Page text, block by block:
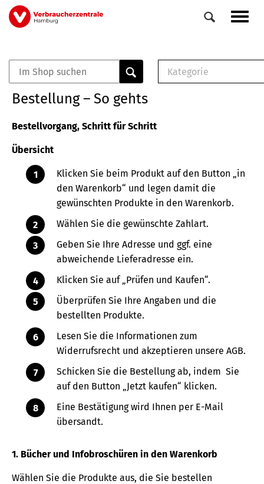
Direkt
zum
Veranstaltungen
0
Elemente
Kategorie
Buch
Bestellung – So gehts
Bestellvorgang, Schritt für Schritt
Übersicht
Klicken Sie beim Produkt auf den Button „in
den Warenkorb“ und legen damit die
gewünschten Produkte in den Warenkorb.
Wählen Sie die gewünschte Zahlart.
Geben Sie Ihre Adresse und ggf. eine
abweichende Lieferadresse ein.
Klicken Sie auf „Prüfen und Kaufen“.
Überprüfen Sie Ihre Angaben und die
bestellten Produkte.
Lesen Sie die Informationen zum
Widerrufsrecht und akzeptieren unsere AGB.
Schicken Sie die Bestellung ab, indem Sie
auf den Button „Jetzt kaufen“ klicken.
Eine Bestätigung wird Ihnen per E-Mail
übersandt.
1. Bücher und Infobroschüren in den Warenkorb
Wählen Sie die Produkte aus, die Sie bestellen